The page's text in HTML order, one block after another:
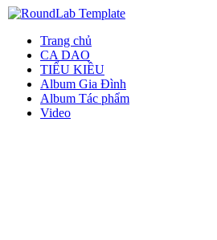
Trang chủ
CA DAO
TIỂU KIỀU
Album Gia Đình
Album Tác phẩm
Video